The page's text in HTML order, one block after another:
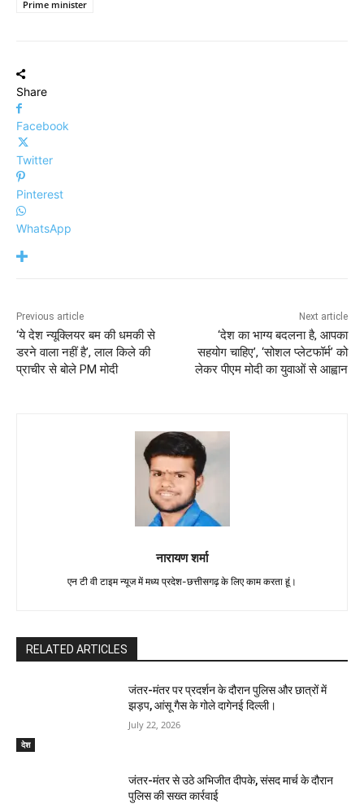
Prime minister
Share
Facebook
Twitter
Pinterest
WhatsApp
Previous article
‘ये देश न्यूक्लियर बम की धमकी से
डरने वाला नहीं है’, लाल किले की
प्राचीर से बोले PM मोदी
Next article
‘देश का भाग्य बदलना है, आपका
सहयोग चाहिए’, ‘सोशल प्लेटफॉर्म’ को
लेकर पीएम मोदी का युवाओं से आह्वान
नारायण शर्मा
एन टी वी टाइम न्यूज में मध्य प्रदेश-छत्तीसगढ़ के लिए काम करता हूं।
RELATED ARTICLES
देश
जंतर-मंतर पर प्रदर्शन के दौरान पुलिस और छात्रों में
झड़प, आंसू गैस के गोले दागेनई दिल्ली।
July 22, 2026
जंतर-मंतर से उठे अभिजीत दीपके, संसद मार्च के दौरान
पुलिस की सख्त कार्रवाई